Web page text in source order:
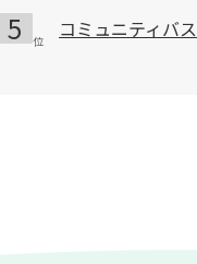
コミュニティバス